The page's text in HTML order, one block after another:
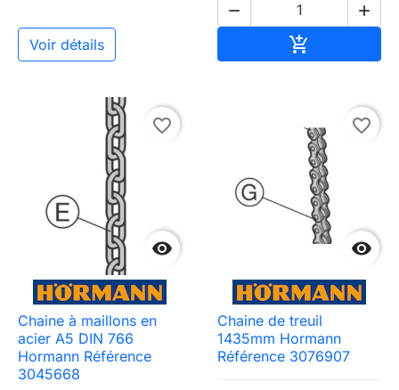
Voir détails
 


favorite_border
Chaine à maillons en
acier A5 DIN 766
Hormann Référence
3045668

favorite_border
Chaine de treuil
1435mm Hormann
Référence 3076907